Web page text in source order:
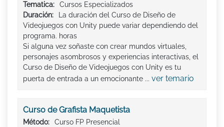
Tematica:
Cursos Especializados
Duración:
La duración del Curso de Diseño de
Videojuegos con Unity puede variar dependiendo del
programa. horas
Si alguna vez soñaste con crear mundos virtuales,
personajes asombrosos y experiencias interactivas, el
Curso de Diseño de Videojuegos con Unity es tu
puerta de entrada a un emocionante ... ver temario
Curso de Grafista Maquetista
Método:
Curso FP Presencial